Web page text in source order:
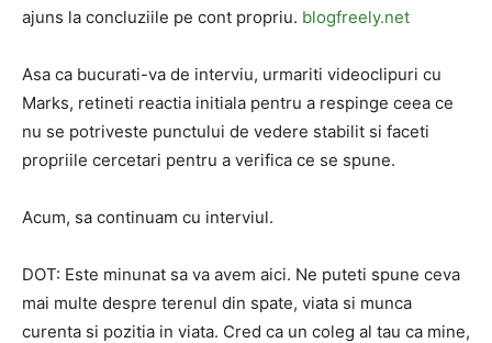
ajuns la concluziile pe cont propriu. blogfreely.net
Asa ca bucurati-va de interviu, urmariti videoclipuri cu
Marks, retineti reactia initiala pentru a respinge ceea ce
nu se potriveste punctului de vedere stabilit si faceti
propriile cercetari pentru a verifica ce se spune.
Acum, sa continuam cu interviul.
DOT: Este minunat sa va avem aici. Ne puteti spune ceva
mai multe despre terenul din spate, viata si munca
curenta si pozitia in viata. Cred ca un coleg al tau ca mine,